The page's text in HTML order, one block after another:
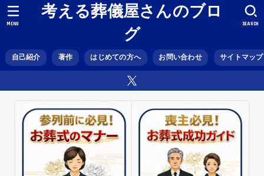
考える葬儀屋さんのブロ
グ
自己紹介 著作 はじめての方へ お問い合わせ サイトマップ
SEARCH
MENU